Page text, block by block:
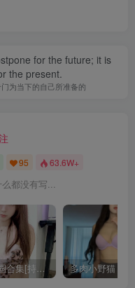
for the future; it is
the present.
为当下的自己所准备的
95 63.6W+
都没有写...
八酱 微密圈合集[持续更新]